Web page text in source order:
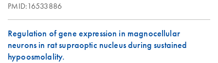
PMID:16533886
Regulation of gene expression in magnocellular
neurons in rat supraoptic nucleus during sustained
hypoosmolality.